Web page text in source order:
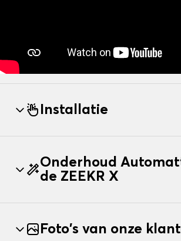
Installatie
Onderhoud
de ZEEKR X
Foto's van onze